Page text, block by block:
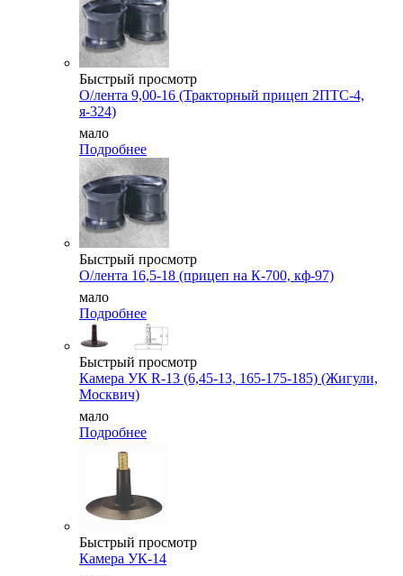
Быстрый просмотр
О/лента 9,00-16 (Тракторный прицеп 2ПТС-4,
я-324)
мало
Подробнее
Быстрый просмотр
О/лента 16,5-18 (прицеп на К-700, кф-97)
мало
Подробнее
Быстрый просмотр
Камера УК R-13 (6,45-13, 165-175-185) (Жигули,
Москвич)
мало
Подробнее
Быстрый просмотр
Камера УК-14